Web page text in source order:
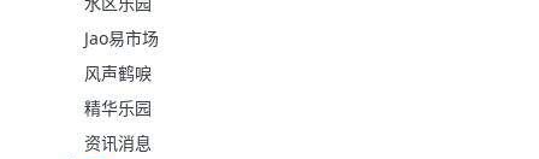
Jao易市场
风声鹤唳
精华乐园
资讯消息